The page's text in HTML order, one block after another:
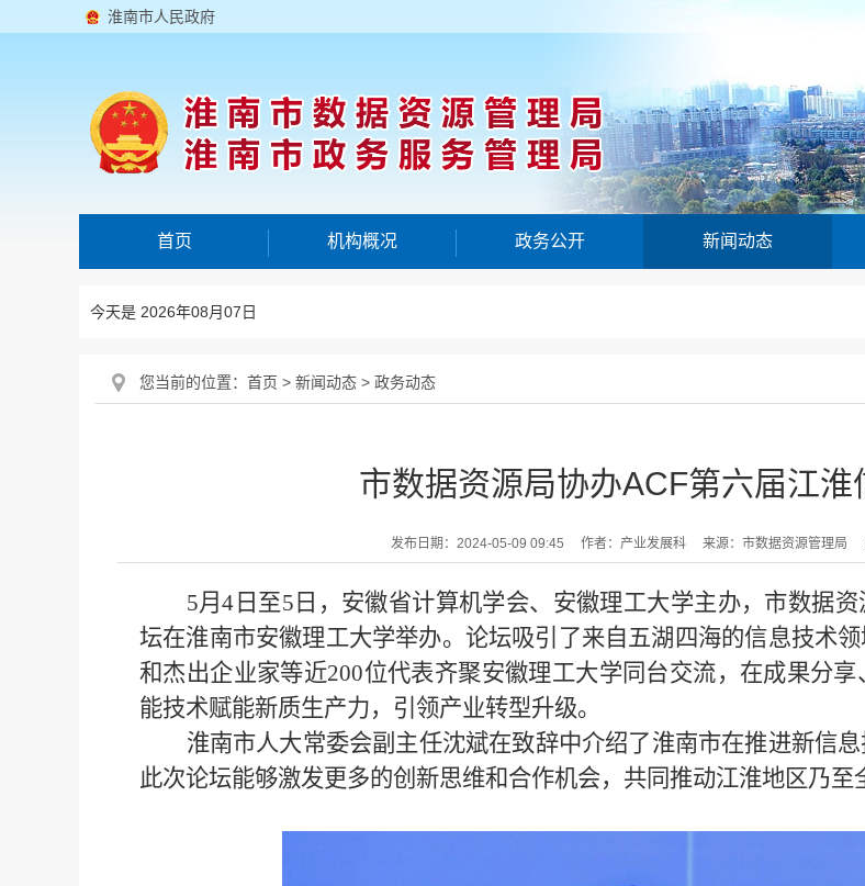
淮南市人民政府
首页 机构概况 政务公开 新闻动态
今天是 2026年08月07日
您当前的位置： 首页 > 新闻动态 > 政务动态
市数据资源局协办ACF第六届江
发布日期：2024-05-09 09:45 作者：产业发展科 来源：市数据资源管理局
5月4 日至5 日，安徽省计算机学会、安徽理工大学主办，市数据
坛在淮南市安徽理工大学举办。论坛吸引了来自五湖四海的信息技术
和杰出企业家等近200位代表齐聚安徽理工大学同台交流，在成果分
能技术赋能新质生产力，引领产业转型升级。
淮南市人大常委会副主任沈斌在致辞中介绍了淮南市在推进新信
此次论坛能够激发更多的创新思维和合作机会，共同推动江淮地区乃至